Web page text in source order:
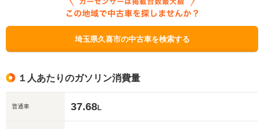
挙げられます。この市には、JR東日本の東北本線（宇都宮線）が乗り入れ
ており、エリア内を通る道路としては国道122号線や国道125号線、県道
410号線などが挙げられます。なお、補助金制度としてこの市内で利用で
きるものは「埼玉県EV・PHV導入促進事業補助金」、「埼玉県燃料電池自
埼玉県久喜市の中古車を検索する
１人あたりのガソリン消費量
普通車 37.68L